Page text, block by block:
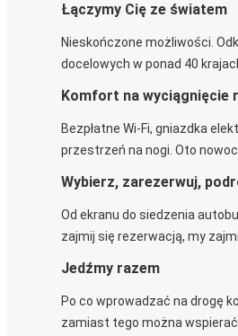
Łączymy Cię ze światem
Nieskończone możliwości.
docelowych w ponad 40
Komfort na wyciągnięcie
Bezpłatne Wi-Fi, gniazdka
przestrzeń na nogi. Oto
Wybierz, zarezerwuj,
Od ekranu do siedzenia
zajmij się rezerwacją, my
Jedźmy razem
Po co wprowadzać na drogę
zamiast tego można